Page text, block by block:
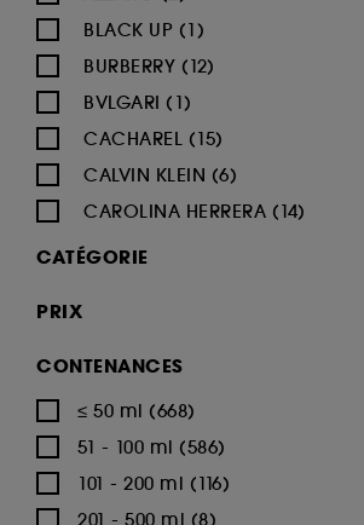
BLACK UP (1)
BURBERRY (12)
BVLGARI (1)
CACHAREL (15)
CALVIN KLEIN (6)
CAROLINA HERRERA (14)
CARTIER (4)
CHARLOTTE TILBURY (8)
CATÉGORIE
Parfum
Eau de parfum (1022)
Eau de toilette (253)
Parfum cheveux (71)
PRIX
CONTENANCES
≤ 50 ml (668)
51 - 100 ml (586)
101 - 200 ml (116)
201 - 500 ml (8)